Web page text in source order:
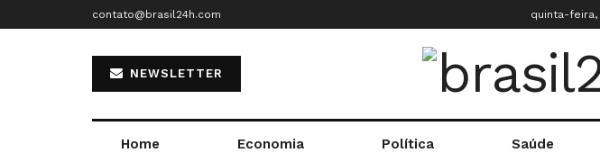
contato@brasil24h.com quinta-feira,
NEWSLETTER
Home Economia Política Saúde